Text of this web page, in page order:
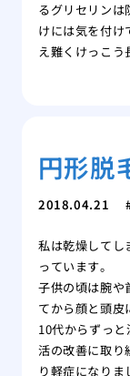
るグリセリン
けには気を付
え難くけっこう
円形脱
2018.04.21
私は乾燥してし
っています。
子供の頃は腕や
てから顔と頭皮
10代からずっ
活の改善に取り
り軽症になりま